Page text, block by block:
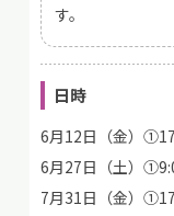
す。
日時
6月12日（金）
6月27日（土）
7月31日（金）